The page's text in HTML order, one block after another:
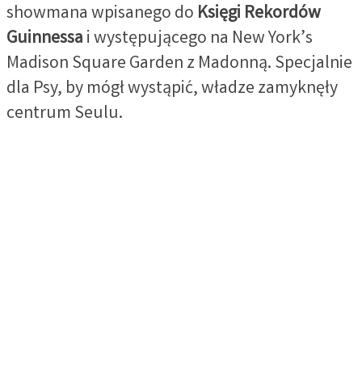
showmana wpisanego do Księgi Rekordów
Guinnessai występującego na New York’s
Madison Square Garden z Madonną. Specjalnie
dla Psy, by mógł wystąpić, władze zamyknęły
centrum Seulu.